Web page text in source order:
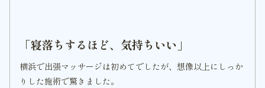
「寝落ちするほど、気持ちいい」
横浜で出張マッサージは初めてでしたが、想像以上にしっか
りした施術で驚きました。